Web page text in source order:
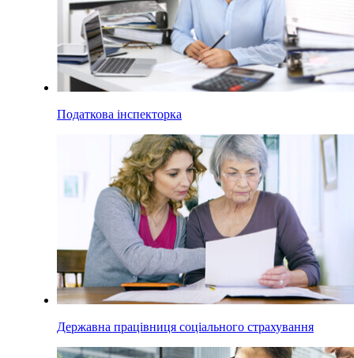
Податкова інспекторка
Державна працівниця соціального страхування